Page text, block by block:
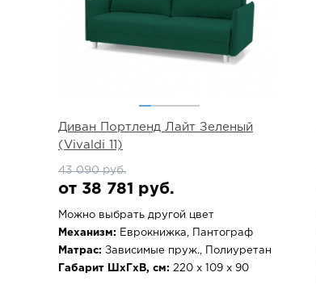
Диван Портленд Лайт Зеленый
(Vivaldi 11)
43 090 руб.
от 38 781 руб.
Можно выбрать другой цвет
Механизм: Еврокнижка, Пантограф
Матрас: Зависимые пруж., Полиуретан
Габарит ШхГхВ, см: 220 х 109 х 90